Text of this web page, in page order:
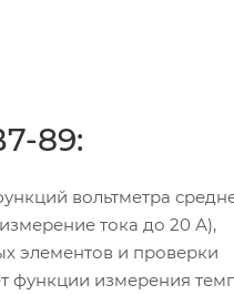
89:
вольтметра
тока до 20 А),
элементов и проверки
функции измерения